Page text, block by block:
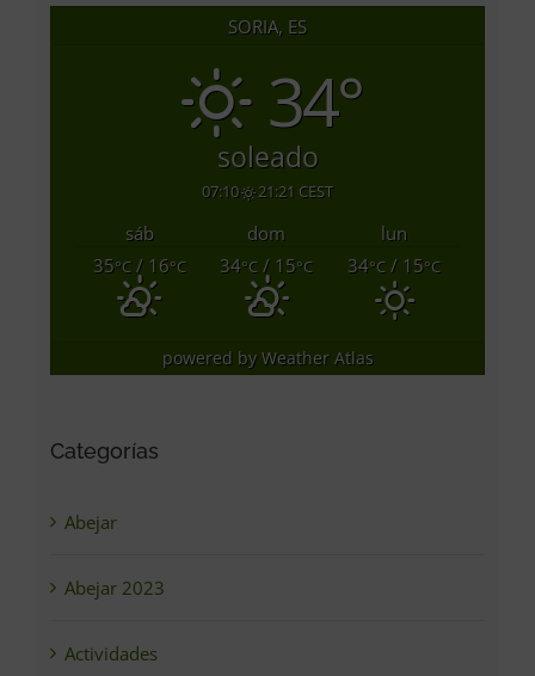
SORIA, ES
34°
soleado
07:10 21:21 CEST
sáb dom
lun
35°C/ 16°C 34°C / 15°C 34°C / 15°C
powered byWeather Atlas
Categorías
Abejar
Abejar 2023
Actividades